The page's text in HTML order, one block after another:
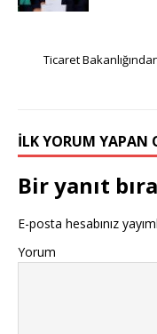
Ticaret
İLK YORUM YAPAN
Bir yanıt
E-posta hesabınız
Yorum